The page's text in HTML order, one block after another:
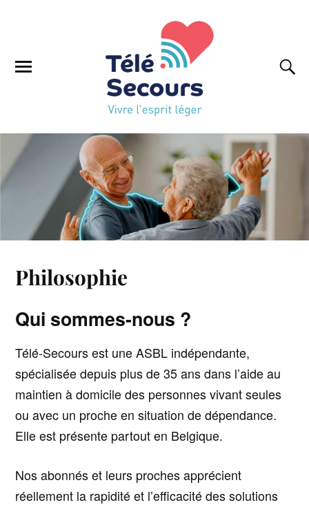
Philosophie
Qui sommes-nous ?
Télé-Secours est une ASBL indépendante,
spécialisée depuis plus de 35 ans dans l’aide au
maintien à domicile des personnes vivant seules
ou avec un proche en situation de dépendance.
Elle est présente partout en Belgique.
Nos abonnés et leurs proches apprécient
réellement la rapidité et l’efficacité des solutions